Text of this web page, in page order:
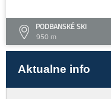
PODBANSKÉ SKI
950 m
Aktualne info